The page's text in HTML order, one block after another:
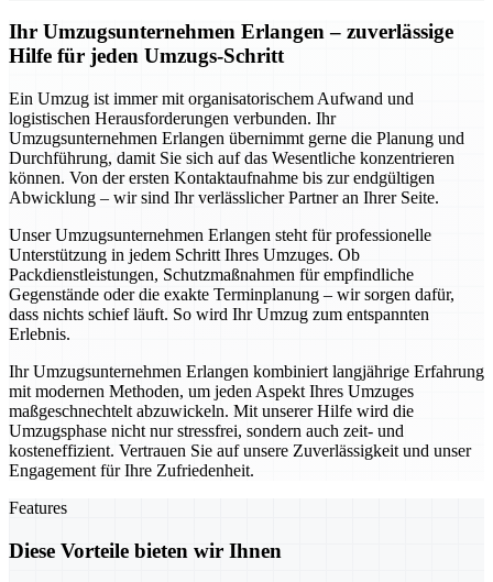
Ihr Umzugsunternehmen Erlangen – zuverlässige
Hilfe für jeden Umzugs-Schritt
Ein Umzug ist immer mit organisatorischem Aufwand und
logistischen Herausforderungen verbunden. Ihr
Umzugsunternehmen Erlangen übernimmt gerne die Planung und
Durchführung, damit Sie sich auf das Wesentliche konzentrieren
können. Von der ersten Kontaktaufnahme bis zur endgültigen
Abwicklung – wir sind Ihr verlässlicher Partner an Ihrer Seite.
Unser Umzugsunternehmen Erlangen steht für professionelle
Unterstützung in jedem Schritt Ihres Umzuges. Ob
Packdienstleistungen, Schutzmaßnahmen für empfindliche
Gegenstände oder die exakte Terminplanung – wir sorgen dafür,
dass nichts schief läuft. So wird Ihr Umzug zum entspannten
Erlebnis.
Ihr Umzugsunternehmen Erlangen kombiniert langjährige Erfahrung
mit modernen Methoden, um jeden Aspekt Ihres Umzuges
maßgeschnechtelt abzuwickeln. Mit unserer Hilfe wird die
Umzugsphase nicht nur stressfrei, sondern auch zeit- und
kosteneffizient. Vertrauen Sie auf unsere Zuverlässigkeit und unser
Engagement für Ihre Zufriedenheit.
Features
Diese Vorteile bieten wir Ihnen